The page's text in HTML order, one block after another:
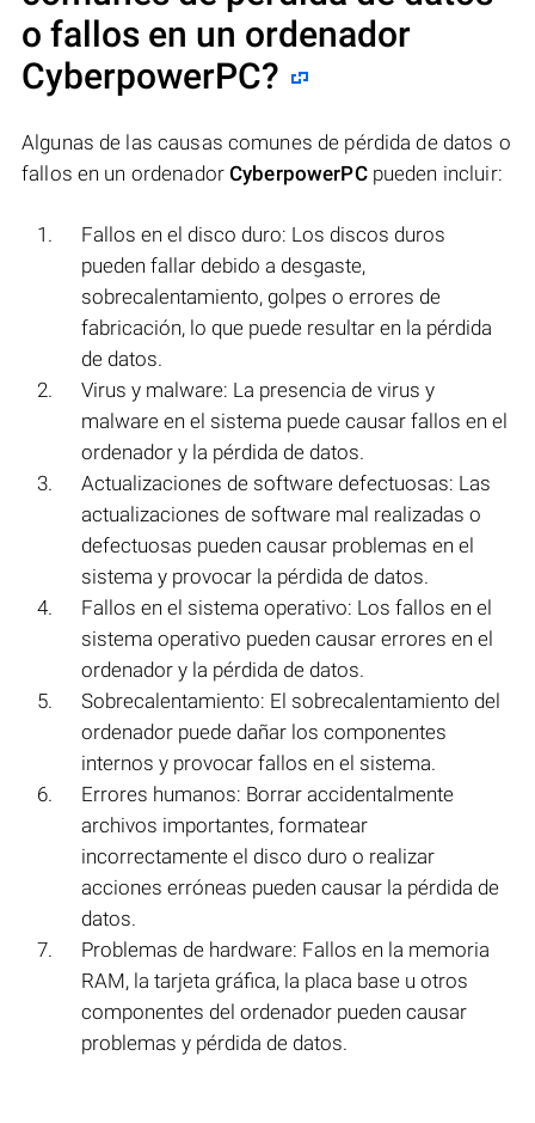
o fallos en un ordenador
CyberpowerPC?
Algunas de las causas comunes de pérdida de datos o
fallos en un ordenadorCyberpowerPCpueden incluir:
Fallos en el disco duro: Los discos duros
pueden fallar debido a desgaste,
sobrecalentamiento, golpes o errores de
fabricación, lo que puede resultar en la pérdida
de datos.
Virus y malware: La presencia de virus y
malware en el sistema puede causar fallos en el
ordenador y la pérdida de datos.
Actualizaciones de software defectuosas: Las
actualizaciones de software mal realizadas o
defectuosas pueden causar problemas en el
sistema y provocar la pérdida de datos.
Fallos en el sistema operativo: Los fallos en el
sistema operativo pueden causar errores en el
ordenador y la pérdida de datos.
Sobrecalentamiento: El sobrecalentamiento del
ordenador puede dañar los componentes
internos y provocar fallos en el sistema.
Errores humanos: Borrar accidentalmente
archivos importantes, formatear
incorrectamente el disco duro o realizar
acciones erróneas pueden causar la pérdida de
datos.
Problemas de hardware: Fallos en la memoria
RAM, la tarjeta gráfica, la placa base u otros
componentes del ordenador pueden causar
problemas y pérdida de datos.